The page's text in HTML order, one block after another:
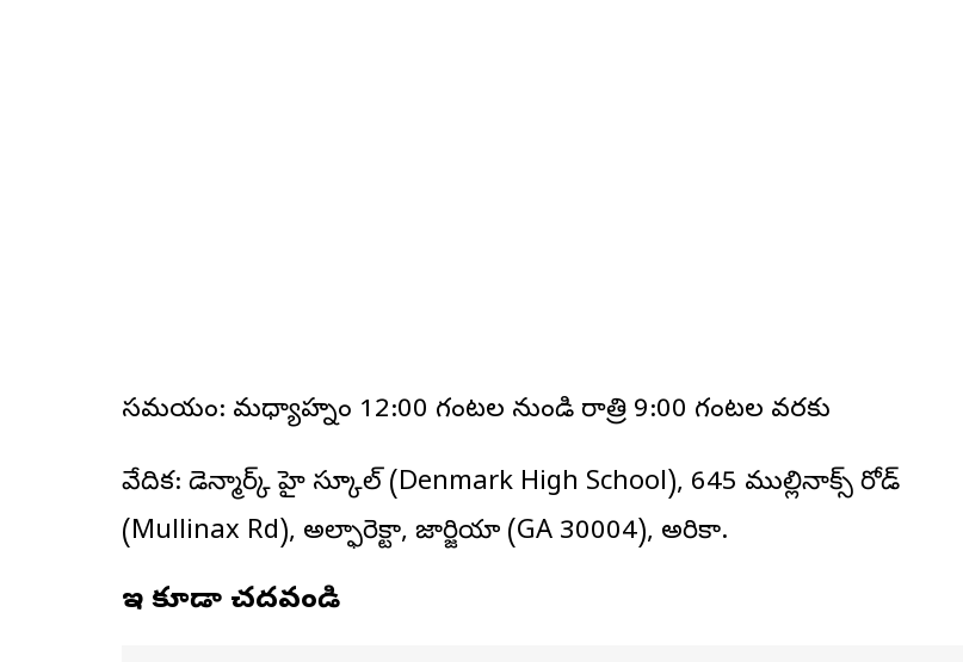
సమయం: మధ్యాహ్నం 12:00 గంటల నుండి రాత్రి 9:00 గంటల వరకు
వేదిక: డెన్మార్క్ హై స్కూల్ (Denmark High School), 645 ముల్లినాక్స్ రోడ్
(Mullinax Rd), అల్ఫారెక్టా, జార్జియా (GA 30004), అమెరికా.
ఇవి కూడా చదవండి